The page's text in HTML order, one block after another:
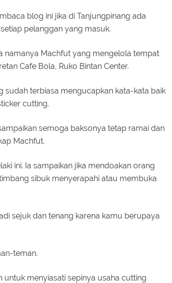
blog ini jika di Tanjungpinang ada
pelanggan yang masuk.
namanya Machfut yang mengelola tempat
Cafe Bola, Ruko Bintan Center.
sudah terbiasa mengucapkan kata-kata baik
cutting.
semoga baksonya tetap ramai dan
Machfut.
ini. Ia sampaikan jika mendoakan orang
sibuk menyerapahi atau membuka
sejuk dan tenang karena kamu berupaya
teman.
untuk menyiasati sepinya usaha cutting